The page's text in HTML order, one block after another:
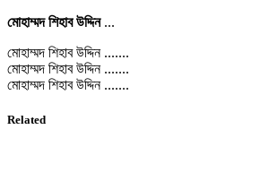
মোহাম্মদ শিহাব উদ্দিন...
মোহাম্মদ শিহাব উদ্দিন .......
মোহাম্মদ শিহাব উদ্দিন .......
মোহাম্মদ শিহাব উদ্দিন .......
Related